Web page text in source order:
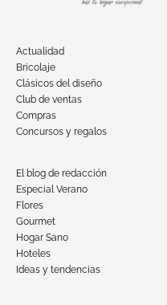
Actualidad
Bricolaje
Clásicos del diseño
Club de ventas
Compras
Concursos y regalos
El blog de redacción
Especial Verano
Flores
Gourmet
Hogar Sano
Hoteles
Ideas y tendencias